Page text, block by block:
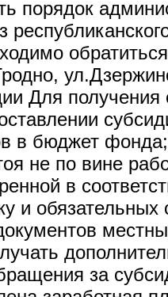
порядок
Для
в бюджет
не по вине
в
и
за